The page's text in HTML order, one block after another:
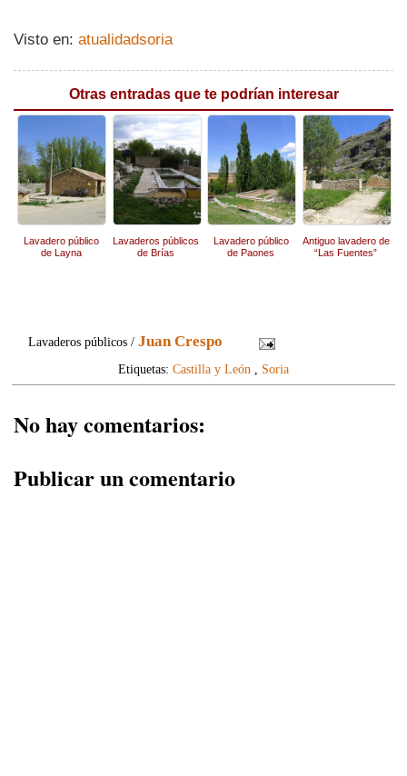
Visto en: atualidadsoria
Otras entradas que te podrían interesar
Lavadero público
de Layna
Lavaderos públicos
de Brías
Lavadero público
de Paones
Antiguo lavadero de
“Las Fuentes”
Lavaderos públicos /Juan Crespo
Etiquetas: Castilla y León Soria
No hay comentarios:
Publicar un comentario